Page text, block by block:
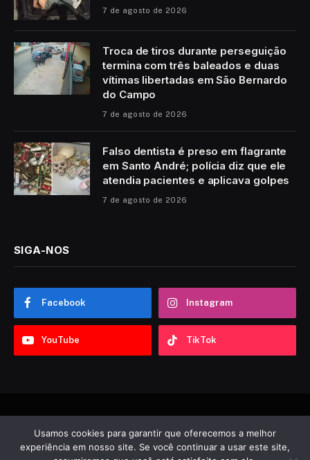
7 de agosto de 2026
Troca de tiros durante perseguição
termina com três baleados e duas
vítimas libertadas em São Bernardo
do Campo
7 de agosto de 2026
Falso dentista é preso em flagrante
em Santo André; polícia diz que ele
atendia pacientes e aplicava golpes
7 de agosto de 2026
SIGA-NOS
Facebook Instagram
YouTube TikTok
© 2026 Sobre ABC. Desenvolvido por Tooncadilhos
Notícias Política Esportes Entretenimento Vídeos
Usamos cookies para garantir que oferecemos a melhor
experiência em nosso site. Se você continuar a usar este site,